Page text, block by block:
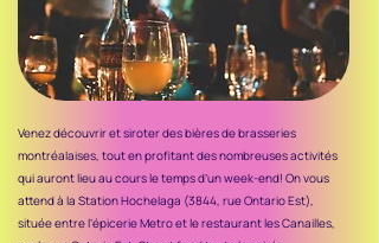
Venez découvrir et siroter des bières de brasseries
montréalaises, tout en profitant des nombreuses activités
qui auront lieu au cours le temps d’un week-end! On vous
attend à la Station Hochelaga (3844, rue Ontario Est),
située entre l’épicerie Metro et le restaurant les Canailles,